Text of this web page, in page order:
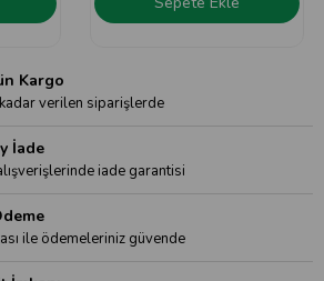
Kargo
verilen siparişlerde
İade
iade garantisi
ile ödemeleriniz güvende